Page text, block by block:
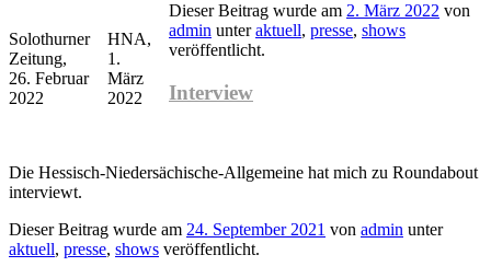
Solothurner
Zeitung,
26. Februar
2022
HNA,
1.
März
2022
Dieser Beitrag wurde am 2. März 2022 von
admin unteraktuell, presse, shows
veröffentlicht.
Interview
Die Hessisch-Niedersächische-Allgemeine hat mich zu Roundabout
interviewt.
Dieser Beitrag wurde am 24. September 2021 von admin unter
aktuell, presse, shows veröffentlicht.